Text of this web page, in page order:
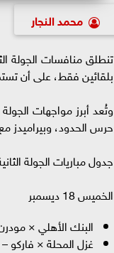
محمد النجار
بلقائين فقط، على أن
وتُعد أبرز مواجهات
حرس الحدود، وبيراميدز
جدول مباريات الجولة
الخميس 18 ديسمبر
البنك الأهلي × مودرن سبورت – 5
غزل المحلة × فاركو – 8 مساءً – استاد غزل